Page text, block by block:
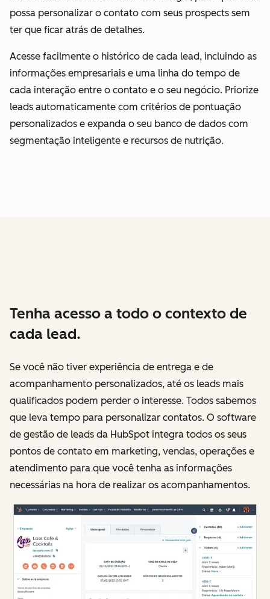
possa personalizar o contato com seus prospects sem
ter que ficar atrás de detalhes.
Acesse facilmente o histórico de cada lead, incluindo as
informações empresariais e uma linha do tempo de
cada interação entre o contato e o seu negócio. Priorize
leads automaticamente com critérios de pontuação
personalizados e expanda o seu banco de dados com
segmentação inteligente e recursos de nutrição.
Tenha acesso a todo o contexto de
cada lead.
Se você não tiver experiência de entrega e de
acompanhamento personalizados, até os leads mais
qualificados podem perder o interesse. Todos sabemos
que leva tempo para personalizar contatos. O software
de gestão de leads da HubSpot integra todos os seus
pontos de contato em marketing, vendas, operações e
atendimento para que você tenha as informações
necessárias na hora de realizar os acompanhamentos.